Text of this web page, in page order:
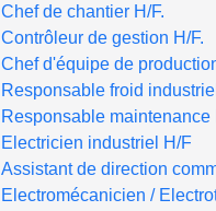
Chef de chantier H/F.
Contrôleur de gestion H/F.
Chef d'équipe de
Responsable froid
Responsable maintenance
Electricien industriel H/F
Assistant de direction
Electromécanicien /